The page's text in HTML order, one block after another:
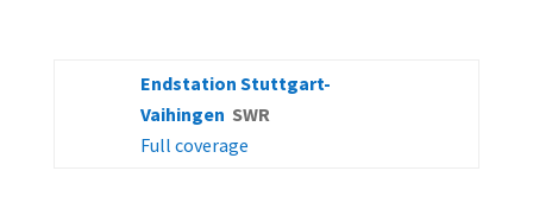
Endstation Stuttgart-
Vaihingen SWR
Full coverage